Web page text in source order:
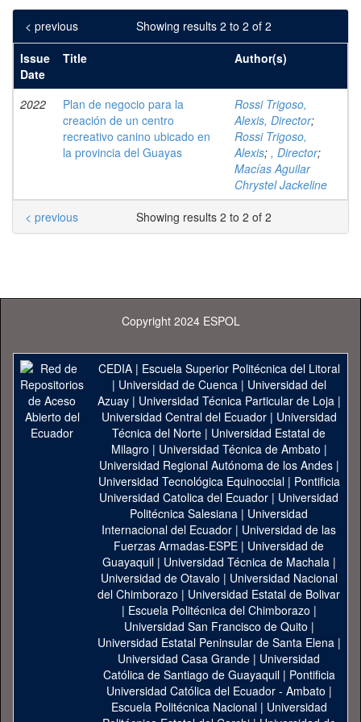
Showing results 2 to 2 of 2
< previous
Issue
Date
Title Author(s)
2022
Plan de negocio para la
creación de un centro
recreativo canino ubicado en
la provincia del Guayas
Rossi Trigoso,
Alexis, Director;
Rossi Trigoso,
Alexis; , Director;
Macías Aguilar
Chrystel Jackeline
Showing results 2 to 2 of 2
< previous
Copyright 2024 ESPOL
CEDIA| Escuela Superior Politécnica del Litoral
| Universidad de Cuenca| Universidad del
Azuay| Universidad Técnica Particular de Loja|
Universidad Central del Ecuador| Universidad
Técnica del Norte | Universidad Estatal de
Milagro | Universidad Técnica de Ambato |
Universidad Regional Autónoma de los Andes|
Universidad Tecnológica Equinoccial| Pontificia
Universidad Catolica del Ecuador | Universidad
Politécnica Salesiana | Universidad
Internacional del Ecuador | Universidad de las
Fuerzas Armadas-ESPE | Universidad de
Guayaquil| Universidad Técnica de Machala|
Universidad de Otavalo | Universidad Nacional
del Chimborazo | Universidad Estatal de Bolivar
| Escuela Politécnica del Chimborazo |
Universidad San Francisco de Quito |
Universidad Estatal Peninsular de Santa Elena|
Universidad Casa Grande | Universidad
Católica de Santiago de Guayaquil| Pontificia
Universidad Católica del Ecuador - Ambato |
Escuela Politécnica Nacional| Universidad